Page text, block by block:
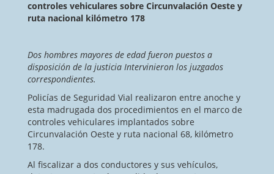
controles vehiculares sobre Circunvalación Oeste y
ruta nacional kilómetro 178
Dos hombres mayores de edad fueron puestos a
disposición de la justicia Intervinieron los juzgados
correspondientes.
Policías de Seguridad Vial realizaron entre anoche y
esta madrugada dos procedimientos en el marco de
controles vehiculares implantados sobre
Circunvalación Oeste y ruta nacional 68, kilómetro
178.
Al fiscalizar a dos conductores y sus vehículos,